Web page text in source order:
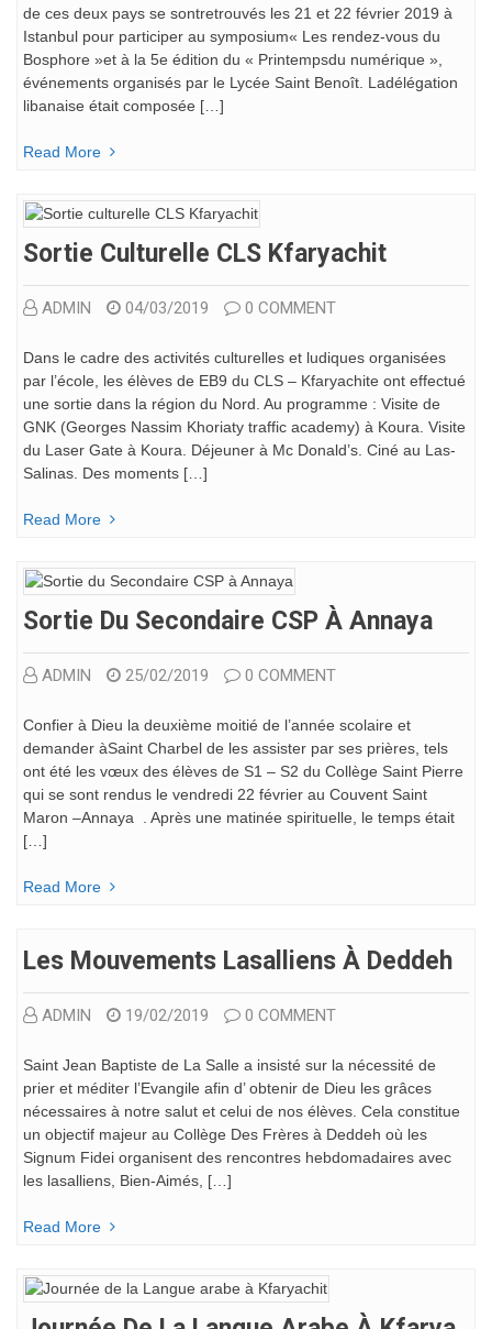
de ces deux pays se sontretrouvés les 21 et 22 février 2019 à
Istanbul pour participer au symposium« Les rendez-vous du
Bosphore »et à la 5e édition du « Printempsdu numérique »,
événements organisés par le Lycée Saint Benoît. Ladélégation
libanaise était composée […]
Read More
Sortie Culturelle CLS Kfaryachit
ADMIN 04/03/2019 0 COMMENT
Dans le cadre des activités culturelles et ludiques organisées
par l’école, les élèves de EB9 du CLS – Kfaryachite ont effectué
une sortie dans la région du Nord. Au programme : Visite de
GNK (Georges Nassim Khoriaty traffic academy) à Koura. Visite
du Laser Gate à Koura. Déjeuner à Mc Donald’s. Ciné au Las-
Salinas. Des moments […]
Read More
Sortie Du Secondaire CSP À Annaya
ADMIN 25/02/2019 0 COMMENT
Confier à Dieu la deuxième moitié de l’année scolaire et
demander àSaint Charbel de les assister par ses prières, tels
ont été les vœux des élèves de S1 – S2 du Collège Saint Pierre
qui se sont rendus le vendredi 22 février au Couvent Saint
Maron –Annaya . Après une matinée spirituelle, le temps était
[…]
Read More
Les Mouvements Lasalliens À Deddeh
ADMIN 19/02/2019 0 COMMENT
Saint Jean Baptiste de La Salle a insisté sur la nécessité de
prier et méditer l’Evangile afin d’ obtenir de Dieu les grâces
nécessaires à notre salut et celui de nos élèves. Cela constitue
un objectif majeur au Collège Des Frères à Deddeh où les
Signum Fidei organisent des rencontres hebdomadaires avec
les lasalliens, Bien-Aimés, […]
Read More